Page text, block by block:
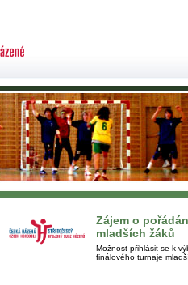
Zájem o
mladších žáků
Možnost přihlásit se k
finálového turnaje